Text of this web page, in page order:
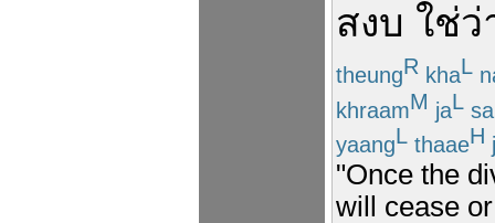
สงบ ใช่ว่
theungR khaL
khraamM jaL sa
yaangL thaaeH
"Once the
will cease